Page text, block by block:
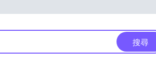
搜尋